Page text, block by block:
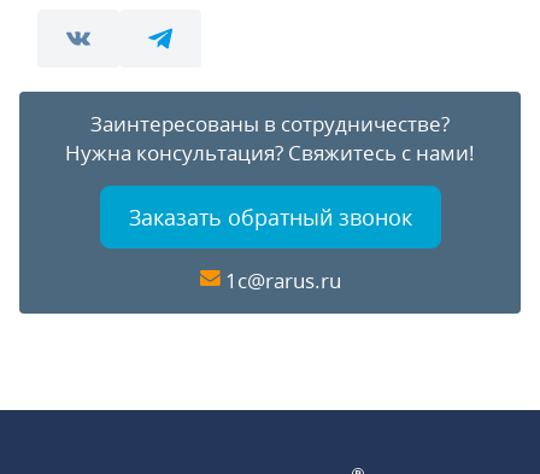
Заинтересованы в сотрудничестве?
Нужна консультация? Свяжитесь с нами!
Заказать обратный звонок
1c@rarus.ru